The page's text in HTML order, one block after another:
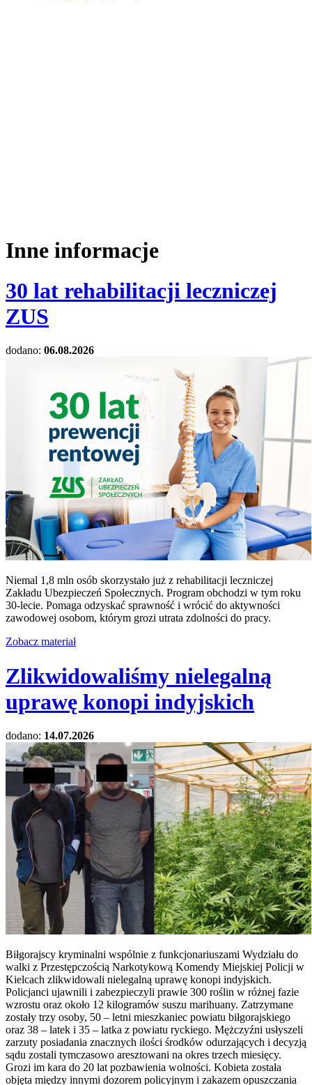
Inne informacje
30 lat rehabilitacji leczniczej
ZUS
dodano: 06.08.2026
Niemal 1,8 mln osób skorzystało już z rehabilitacji leczniczej
Zakładu Ubezpieczeń Społecznych. Program obchodzi w tym roku
30-lecie. Pomaga odzyskać sprawność i wrócić do aktywności
zawodowej osobom, którym grozi utrata zdolności do pracy.
Zobacz materiał
Zlikwidowaliśmy nielegalną
uprawę konopi indyjskich
dodano: 14.07.2026
Biłgorajscy kryminalni wspólnie z funkcjonariuszami Wydziału do
walki z Przestępczością Narkotykową Komendy Miejskiej Policji w
Kielcach zlikwidowali nielegalną uprawę konopi indyjskich.
Policjanci ujawnili i zabezpieczyli prawie 300 roślin w różnej fazie
wzrostu oraz około 12 kilogramów suszu marihuany. Zatrzymane
zostały trzy osoby, 50 – letni mieszkaniec powiatu biłgorajskiego
oraz 38 – latek i 35 – latka z powiatu ryckiego. Mężczyźni usłyszeli
zarzuty posiadania znacznych ilości środków odurzających i decyzją
sądu zostali tymczasowo aresztowani na okres trzech miesięcy.
Grozi im kara do 20 lat pozbawienia wolności. Kobieta została
objęta między innymi dozorem policyjnym i zakazem opuszczania